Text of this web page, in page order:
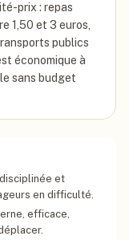
prix : repas
1,50 et 3 euros,
publics
économique à
sans budget
et
en difficulté.
efficace,